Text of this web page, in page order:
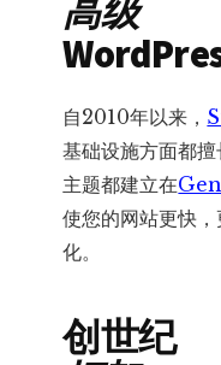
高级
自2010年以来，
基础设施方面都
主题都建立在
使您的网站更快
化。
创世纪